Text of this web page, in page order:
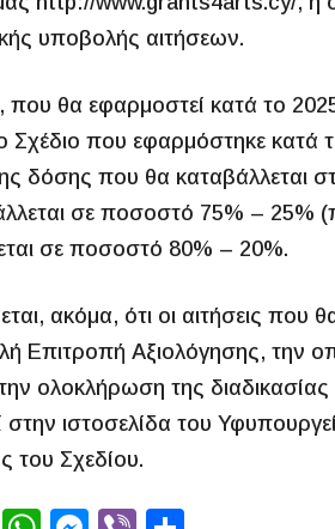
υποβολής αιτήσεων.
που θα εφαρμοστεί κατά το
Σχέδιο που εφαρμόστηκε
δόσης που θα καταβάλλεται
σε ποσοστό 75% – 25%
σε ποσοστό 80% – 20%.
ακόμα, ότι οι αιτήσεις
Επιτροπή Αξιολόγησης, την
ολοκλήρωση της
στην ιστοσελίδα του
του Σχεδίου.